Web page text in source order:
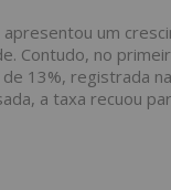
um
Contudo, no
13%, registrada
a taxa recuou